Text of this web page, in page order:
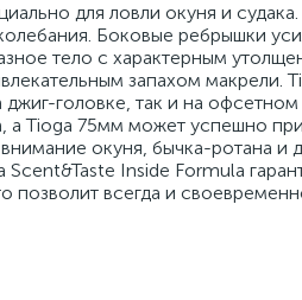
для ловли окуня и
Боковые ребрышки
тело с характерным
запахом
головке, так и на
а Tioga 75мм может успешно
окуня, бычка-ротана
Inside Formula
позволит всегда и